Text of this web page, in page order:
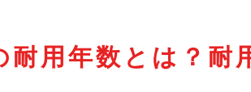
耐用年数とは？耐